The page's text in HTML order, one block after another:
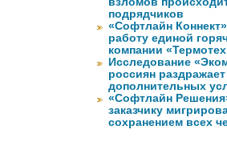
подрядчиков
«Софтлайн
работу единой
компании
Исследование
россиян
дополнительных
«Софтлайн
заказчику
сохранением всех